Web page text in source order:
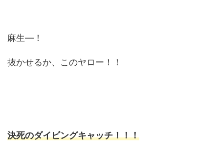
麻生―！
抜かせるか、このヤロー！！
決死のダイビングキャッチ！！！